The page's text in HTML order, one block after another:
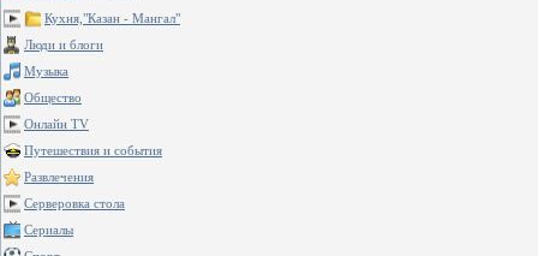
Кухня,"Казан - Мангал"
Люди и блоги
Музыка
Общество
Онлайн TV
Путешествия и события
Развлечения
Серверовка стола
Сериалы